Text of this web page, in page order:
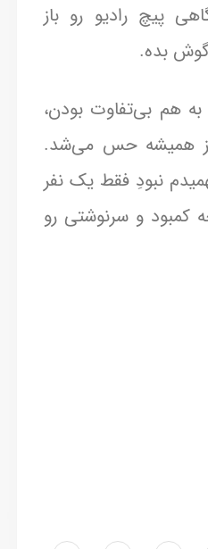
پیچ رادیو رو باز
بده.
به هم بی‌تفاوت بودن،
همیشه حس می‌شد.
نبودِ فقط یک نفر
کمبود و سرنوشتی رو